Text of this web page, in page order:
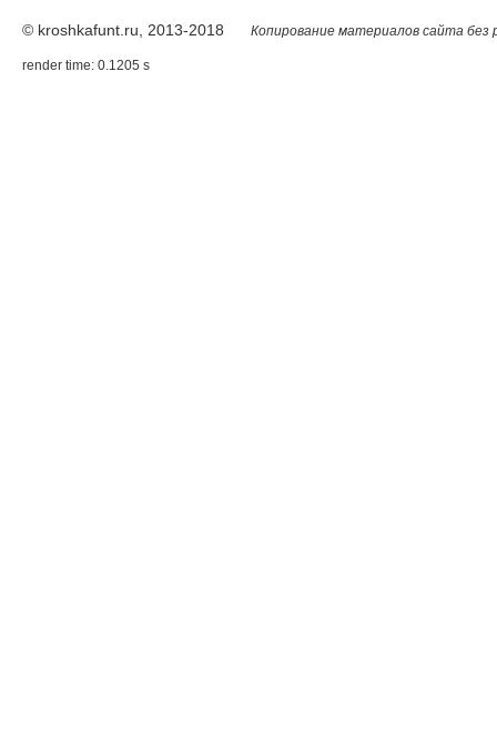
© kroshkafunt.ru, 2013-2018 Копирование материалов сайта без
render time: 0.1205 s